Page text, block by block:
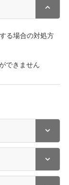
る場合の対処方
できません